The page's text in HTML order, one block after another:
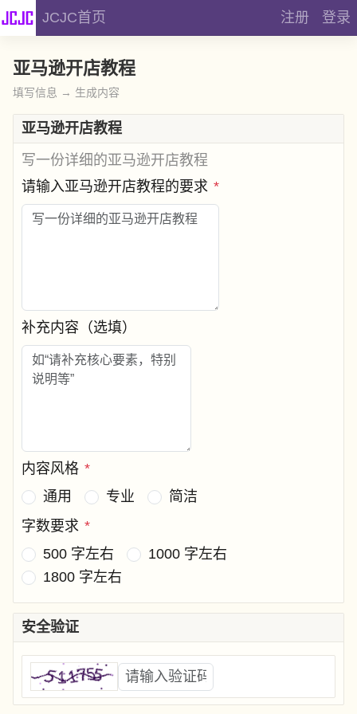
JCJC首页 注册 登录
亚马逊开店教程
填写信息 → 生成内容
亚马逊开店教程
写一份详细的亚马逊开店教程
请输入亚马逊开店教程的要求 *
补充内容（选填）
内容风格 *
通用
专业
简洁
字数要求 *
500 字左右
1000 字左右
1800 字左右
安全验证